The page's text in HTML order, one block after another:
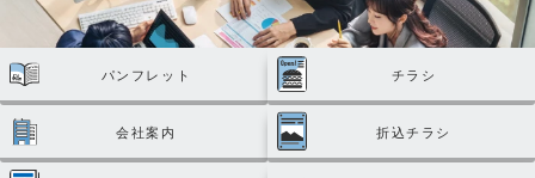
パンフレット チラシ
会社案内 折込チラシ